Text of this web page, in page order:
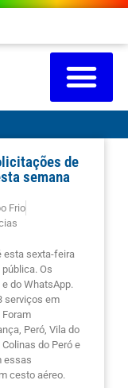
de
semana
Frio
esta sexta-feira
Os
do WhatsApp.
serviços em
Peró, Vila do
do Peró e
essas
cesto aéreo.